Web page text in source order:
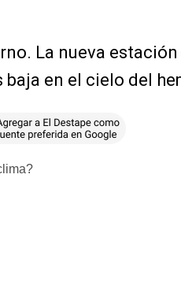
La nueva
en el cielo del